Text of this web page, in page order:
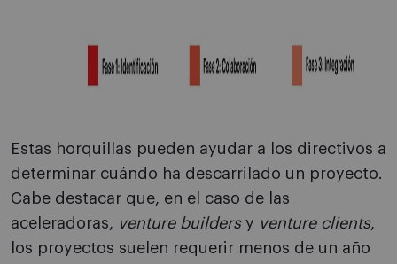
Estas horquillas pueden ayudar a los directivos a
determinar cuándo ha descarrilado un proyecto.
Cabe destacar que, en el caso de las
aceleradoras, venture buildersy venture clients,
los proyectos suelen requerir menos de un año